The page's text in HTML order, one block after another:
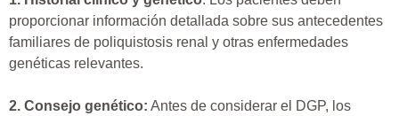
proporcionar información detallada sobre sus antecedentes
familiares de poliquistosis renal y otras enfermedades
genéticas relevantes.
2. Consejo genético: Antes de considerar el DGP, los